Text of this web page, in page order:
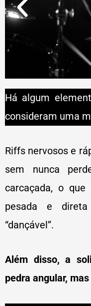
Há algum
consideram uma
Riffs nervosos e
sem nunca
carcaçada, o
pesada e
“dançável”.
Além disso, a
pedra angular,